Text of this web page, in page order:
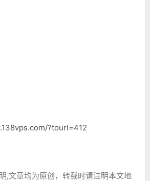
?tourl=412
,文章均为原创，转载时请注明本文地